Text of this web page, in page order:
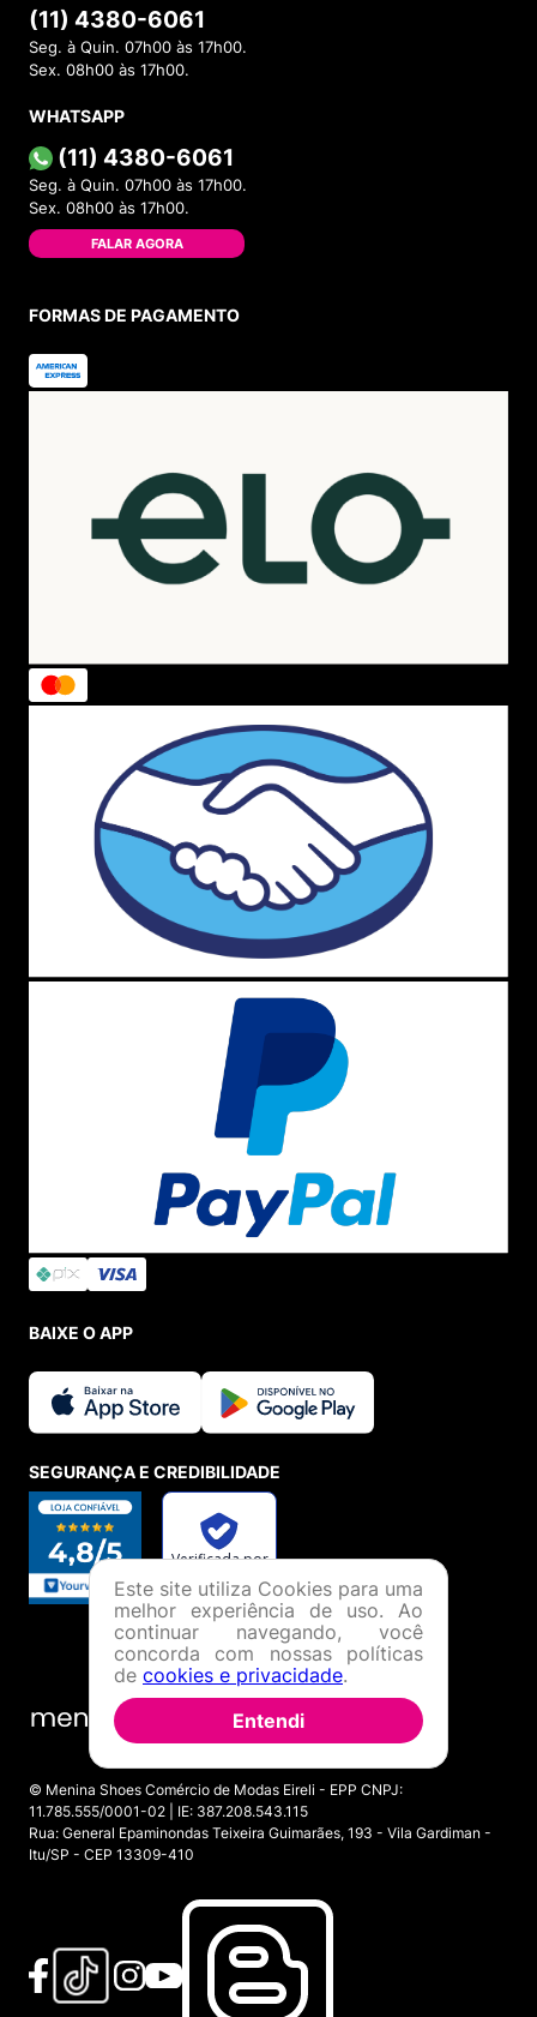
(11) 4380-6061
Seg. à Quin. 07h00 às 17h00.
Sex. 08h00 às 17h00.
WHATSAPP
(11) 4380-6061
Seg. à Quin. 07h00 às 17h00.
Sex. 08h00 às 17h00.
FALAR AGORA
FORMAS DE PAGAMENTO
BAIXE O APP
SEGURANÇA E CREDIBILIDADE
© Menina Shoes Comércio de Modas Eireli - EPP CNPJ:
11.785.555/0001-02 | IE: 387.208.543.115
Rua: General Epaminondas Teixeira Guimarães, 193 - Vila Gardiman -
Itu/SP - CEP 13309-410
Este site utiliza Cookies para uma
melhor experiência de uso. Ao
continuar navegando, você
concorda com nossas políticas
de cookies e privacidade.
Entendi